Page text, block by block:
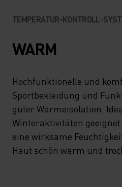
TEMPERATUR-KONTROLL-
WARM
Hochfunktionelle und
Sportbekleidung und
guter Wärmeisolation.
Winteraktivitäten
eine wirksame
Haut schön warm und